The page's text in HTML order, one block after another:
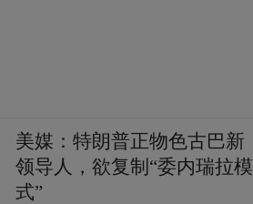
美媒：特朗普正物色古巴新
领导人，欲复制“委内瑞拉模
式”